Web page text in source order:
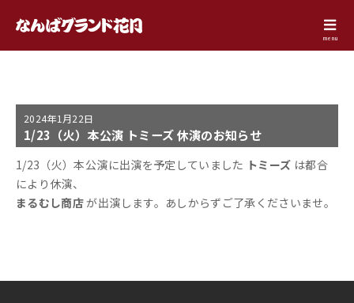
menu
2024年1月22日
1/23（火）本公演 トミーズ 休演のお知らせ
1/23（火）本公演に出演を予定していました トミーズ は都合
により休演、
まるむし商店が出演します。あしからずご了承くださいませ。